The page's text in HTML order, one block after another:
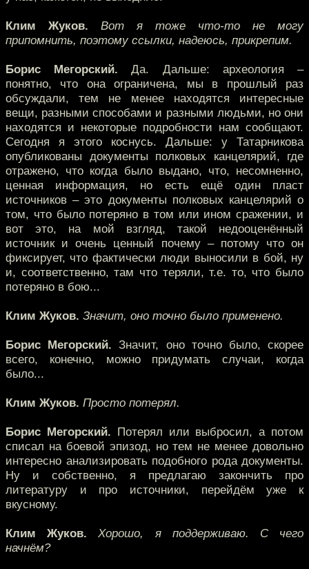
Клим Жуков. Вот я тоже что-то не могу
припомнить, поэтому ссылки, надеюсь, прикрепим.
Борис Мегорский. Да. Дальше: археология –
понятно, что она ограничена, мы в прошлый раз
обсуждали, тем не менее находятся интересные
вещи, разными способами и разными людьми, но они
находятся и некоторые подробности нам сообщают.
Сегодня я этого коснусь. Дальше: у Татарникова
опубликованы документы полковых канцелярий, где
отражено, что когда было выдано, что, несомненно,
ценная информация, но есть ещё один пласт
источников – это документы полковых канцелярий о
том, что было потеряно в том или ином сражении, и
вот это, на мой взгляд, такой недооценённый
источник и очень ценный почему – потому что он
фиксирует, что фактически люди выносили в бой, ну
и, соответственно, там что теряли, т.е. то, что было
потеряно в бою...
Клим Жуков. Значит, оно точно было применено.
Борис Мегорский. Значит, оно точно было, скорее
всего, конечно, можно придумать случаи, когда
было...
Клим Жуков. Просто потерял.
Борис Мегорский. Потерял или выбросил, а потом
списал на боевой эпизод, но тем не менее довольно
интересно анализировать подобного рода документы.
Ну и собственно, я предлагаю закончить про
литературу и про источники, перейдём уже к
вкусному.
Клим Жуков. Хорошо, я поддерживаю. С чего
начнём?